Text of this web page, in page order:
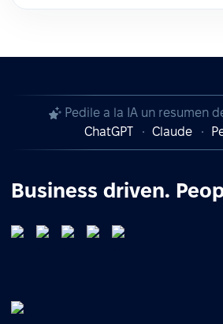
Pedile a la IA un resumen
ChatGPT
Claude
Business driven.